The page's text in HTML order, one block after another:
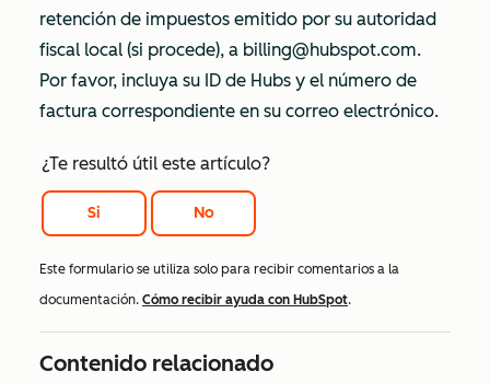
retención de impuestos emitido por su autoridad
fiscal local (si procede), a billing@hubspot.com.
Por favor, incluya su ID de Hubs y el número de
factura correspondiente en su correo electrónico.
¿Te resultó útil este artículo?
Si No
Este formulario se utiliza solo para recibir comentarios a la
documentación. Cómo recibir ayuda con HubSpot.
Contenido relacionado